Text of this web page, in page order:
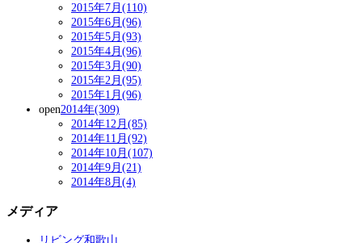
2015年7月(110)
2015年6月(96)
2015年5月(93)
2015年4月(96)
2015年3月(90)
2015年2月(95)
2015年1月(96)
open2014年(309)
2014年12月(85)
2014年11月(92)
2014年10月(107)
2014年9月(21)
2014年8月(4)
メディア
リビング和歌山